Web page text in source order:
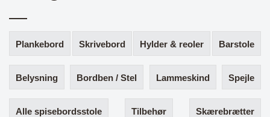
Plankebord Skrivebord Hylder & reoler Barstole
Belysning Bordben / Stel Lammeskind Spejle
Alle spisebordsstole Tilbehør Skærebrætter